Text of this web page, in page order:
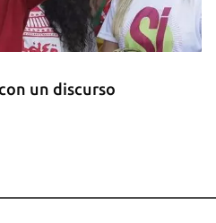
un discurso